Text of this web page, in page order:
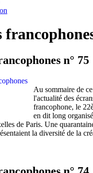
n° 75
Au sommaire de
l'actualité des
francophone, le
en dit long
de Paris. Une
la diversité de la